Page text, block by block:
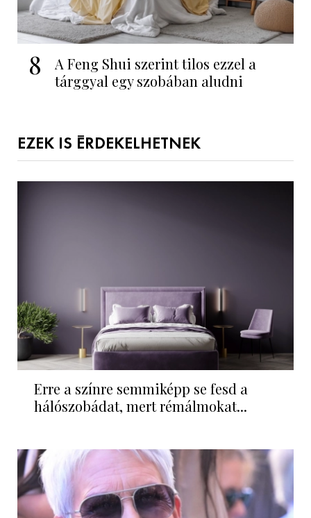
8
A Feng Shui szerint tilos ezzel a
tárggyal egy szobában aludni
EZEK IS ÉRDEKELHETNEK
Erre a színre semmiképp se fesd a
hálószobádat, mert rémálmokat...